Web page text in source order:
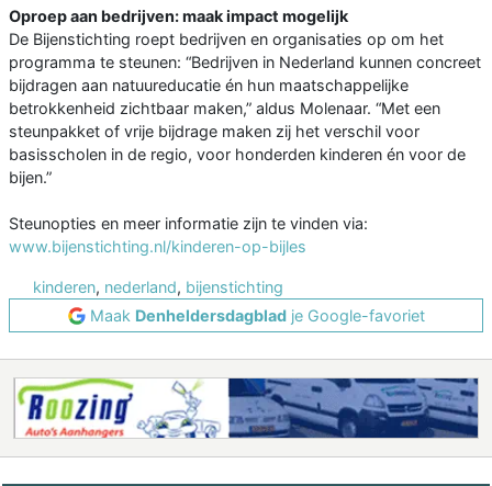
Oproep aan bedrijven: maak impact mogelijk
De Bijenstichting roept bedrijven en organisaties op om het
programma te steunen: “Bedrijven in Nederland kunnen concreet
bijdragen aan natuureducatie én hun maatschappelijke
betrokkenheid zichtbaar maken,” aldus Molenaar. “Met een
steunpakket of vrije bijdrage maken zij het verschil voor
basisscholen in de regio, voor honderden kinderen én voor de
bijen.”
Steunopties en meer informatie zijn te vinden via:
www.bijenstichting.nl/kinderen-op-bijles
kinderen, nederland, bijenstichting
Maak Denheldersdagbladje Google-favoriet